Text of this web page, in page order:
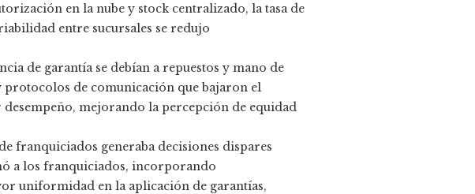
en la nube y stock centralizado, la tasa de
entre sucursales se redujo
de garantía se debían a repuestos y mano de
protocolos de comunicación que bajaron el
mejorando la percepción de equidad
franquiciados generaba decisiones dispares
a los franquiciados, incorporando
uniformidad en la aplicación de garantías,